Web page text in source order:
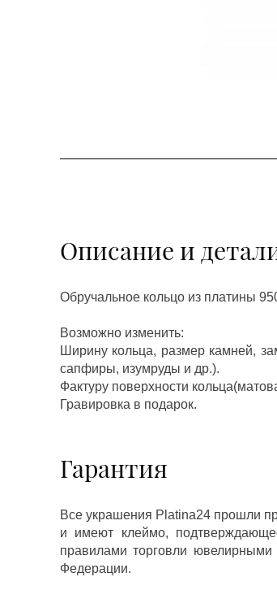
Описание и
Обручальное кольцо из платины
Возможно изменить:
Ширину кольца, размер камней,
сапфиры, изумруды и др.).
Фактуру поверхности
Гравировка в подарок.
Гарантия
Все украшения Platina24 прошли
и имеют клеймо,
правилами торговли
Федерации.